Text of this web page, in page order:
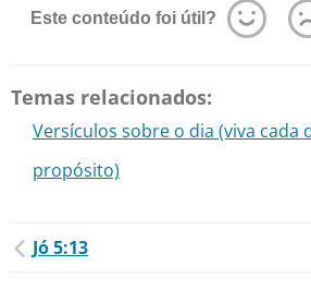
Este conteúdo foi útil?
Temas relacionados:
Versículos sobre o dia (viva cada
propósito)
Jó 5:13